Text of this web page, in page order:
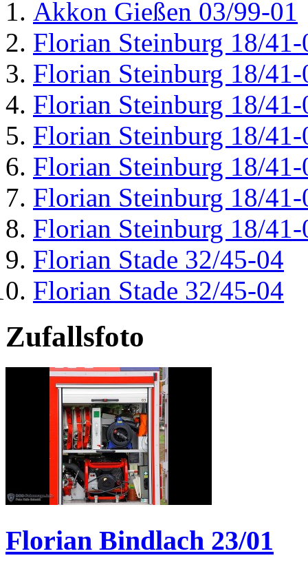
Akkon Gießen 03/99-01
Florian Steinburg 18/41-
Florian Steinburg 18/41-
Florian Steinburg 18/41-
Florian Steinburg 18/41-
Florian Steinburg 18/41-
Florian Steinburg 18/41-
Florian Steinburg 18/41-
Florian Stade 32/45-04
Florian Stade 32/45-04
Zufallsfoto
Florian Bindlach 23/01